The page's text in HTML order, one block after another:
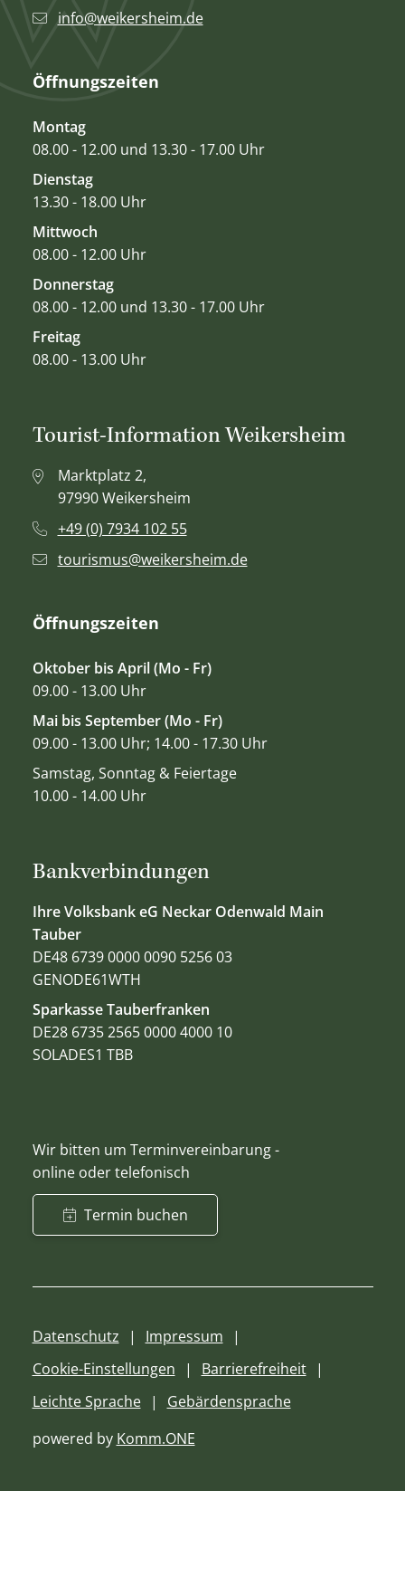
info@weikersheim.de
Öffnungszeiten
Montag
08.00 - 12.00 und 13.30 - 17.00 Uhr
Dienstag
13.30 - 18.00 Uhr
Mittwoch
08.00 - 12.00 Uhr
Donnerstag
08.00 - 12.00 und 13.30 - 17.00 Uhr
Freitag
08.00 - 13.00 Uhr
Bankverbindungen
Ihre Volksbank eG Neckar Odenwald Main
Tauber
DE48 6739 0000 0090 5256 03
GENODE61WTH
Sparkasse Tauberfranken
DE28 6735 2565 0000 4000 10
SOLADES1 TBB
Wir bitten um Terminvereinbarung -
online oder telefonisch
Termin buchen
Tourist-Information Weikersheim
Marktplatz 2,
97990 Weikersheim
+49 (0) 7934 102 55
tourismus@weikersheim.de
Öffnungszeiten
Oktober bis April (Mo - Fr)
09.00 - 13.00 Uhr
Mai bis September (Mo - Fr)
09.00 - 13.00 Uhr; 14.00 - 17.30 Uhr
Samstag, Sonntag & Feiertage
10.00 - 14.00 Uhr
Datenschutz
Impressum
Cookie-Einstellungen
Barrierefreiheit
Leichte Sprache
Gebärdensprache
powered by Komm.ONE